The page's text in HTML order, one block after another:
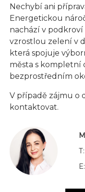
Nechybí ani
Energetickou
nachází v
vzrostlou zelení v
která spojuje
města s kompletní
bezprostředním
V případě zájmu o
kontaktovat.
T:
E: